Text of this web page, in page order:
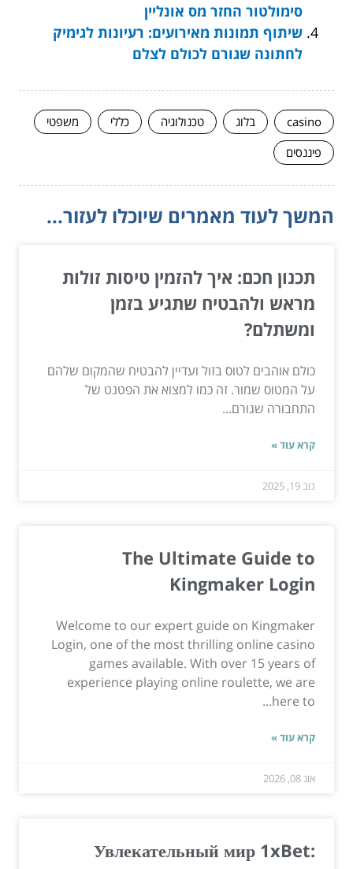
סימולטור החזר מס אונליין
שיתוף תמונות מאירועים: רעיונות לגימיק
לחתונה שגורם לכולם לצלם
casino בלוג טכנולוגיה כללי
משפטי
פיננסים
המשך לעוד מאמרים שיוכלו לעזור...
תכנון חכם: איך להזמין טיסות זולות
מראש ולהבטיח שתגיע בזמן
ומשתלם?
כולם אוהבים לטוס בזול ועדיין להבטיח שהמקום שלהם
על המטוס שמור. זה כמו למצוא את הפטנט של
התחבורה שגורם...
קרא עוד »
נוב 19, 2025
The Ultimate Guide to
Kingmaker Login
Welcome to our expert guide on Kingmaker
Login, one of the most thrilling online casino
games available. With over 15 years of
experience playing online roulette, we are
here to...
קרא עוד »
אוג 08, 2026
Увлекательный мир 1xBet: